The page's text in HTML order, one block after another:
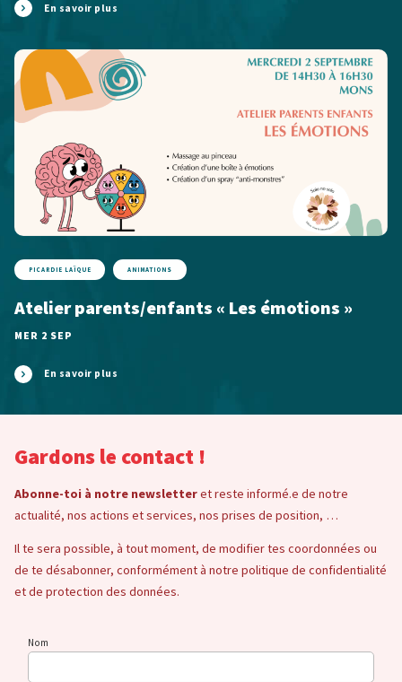
En savoir plus
PICARDIE LAÏQUE ANIMATIONS
Atelier parents/enfants « Les émotions »
MER 2 SEP
En savoir plus
Gardons le contact !
Abonne-toi à notre newsletteret reste informé.e de notre
actualité, nos actions et services, nos prises de position, …
Il te sera possible, à tout moment, de modifier tes coordonnées ou
de te désabonner, conformément à notre politique de confidentialité
et de protection des données.
Nom